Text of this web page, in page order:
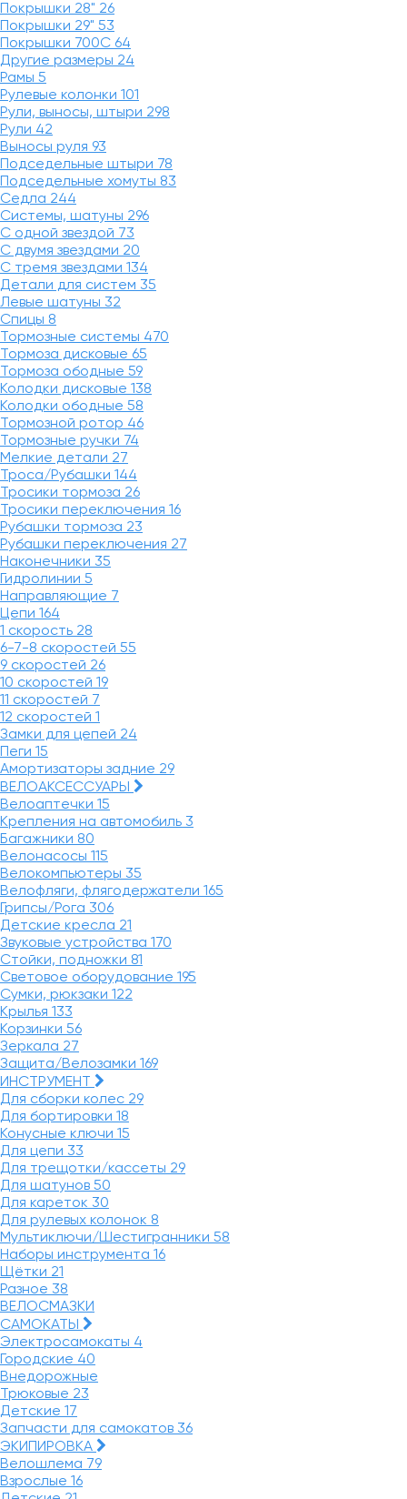
Покрышки 28" 26
Покрышки 29" 53
Покрышки 700C 64
Другие размеры 24
Рамы 5
Рулевые колонки 101
Рули, выносы, штыри 298
Рули 42
Выносы руля 93
Подседельные штыри 78
Подседельные хомуты 83
Седла 244
Системы, шатуны 296
С одной звездой 73
С двумя звездами 20
С тремя звездами 134
Детали для систем 35
Левые шатуны 32
Спицы 8
Тормозные системы 470
Тормоза дисковые 65
Тормоза ободные 59
Колодки дисковые 138
Колодки ободные 58
Тормозной ротор 46
Тормозные ручки 74
Мелкие детали 27
Троса/Рубашки 144
Тросики тормоза 26
Тросики переключения 16
Рубашки тормоза 23
Рубашки переключения 27
Наконечники 35
Гидролинии 5
Направляющие 7
Цепи 164
1 скорость 28
6-7-8 скоростей 55
9 скоростей 26
10 скоростей 19
11 скоростей 7
12 скоростей 1
Замки для цепей 24
Пеги 15
Амортизаторы задние 29
ВЕЛОАКСЕССУАРЫ
Велоаптечки 15
Крепления на автомобиль 3
Багажники 80
Велонасосы 115
Велокомпьютеры 35
Велофляги, флягодержатели 165
Грипсы/Рога 306
Детские кресла 21
Звуковые устройства 170
Стойки, подножки 81
Световое оборудование 195
Сумки, рюкзаки 122
Крылья 133
Корзинки 56
Зеркала 27
Защита/Велозамки 169
ИНСТРУМЕНТ
Для сборки колес 29
Для бортировки 18
Конусные ключи 15
Для цепи 33
Для трещотки/кассеты 29
Для шатунов 50
Для кареток 30
Для рулевых колонок 8
Мультиключи/Шестигранники 58
Наборы инструмента 16
Щётки 21
Разное 38
ВЕЛОСМАЗКИ
САМОКАТЫ
Электросамокаты 4
Городские 40
Внедорожные
Трюковые 23
Детские 17
Запчасти для самокатов 36
ЭКИПИРОВКА
Велошлема 79
Взрослые 16